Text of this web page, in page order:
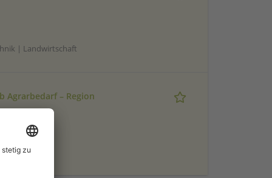
| Landwirtschaft
– Region